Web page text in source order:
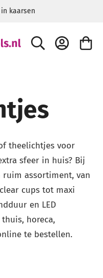
& bedrijf
ZOEK ACCOUNT
theelichtjes voor
sfeer in huis? Bij
ruim assortiment, van
cups tot maxi
en LED
horeca,
te bestellen.